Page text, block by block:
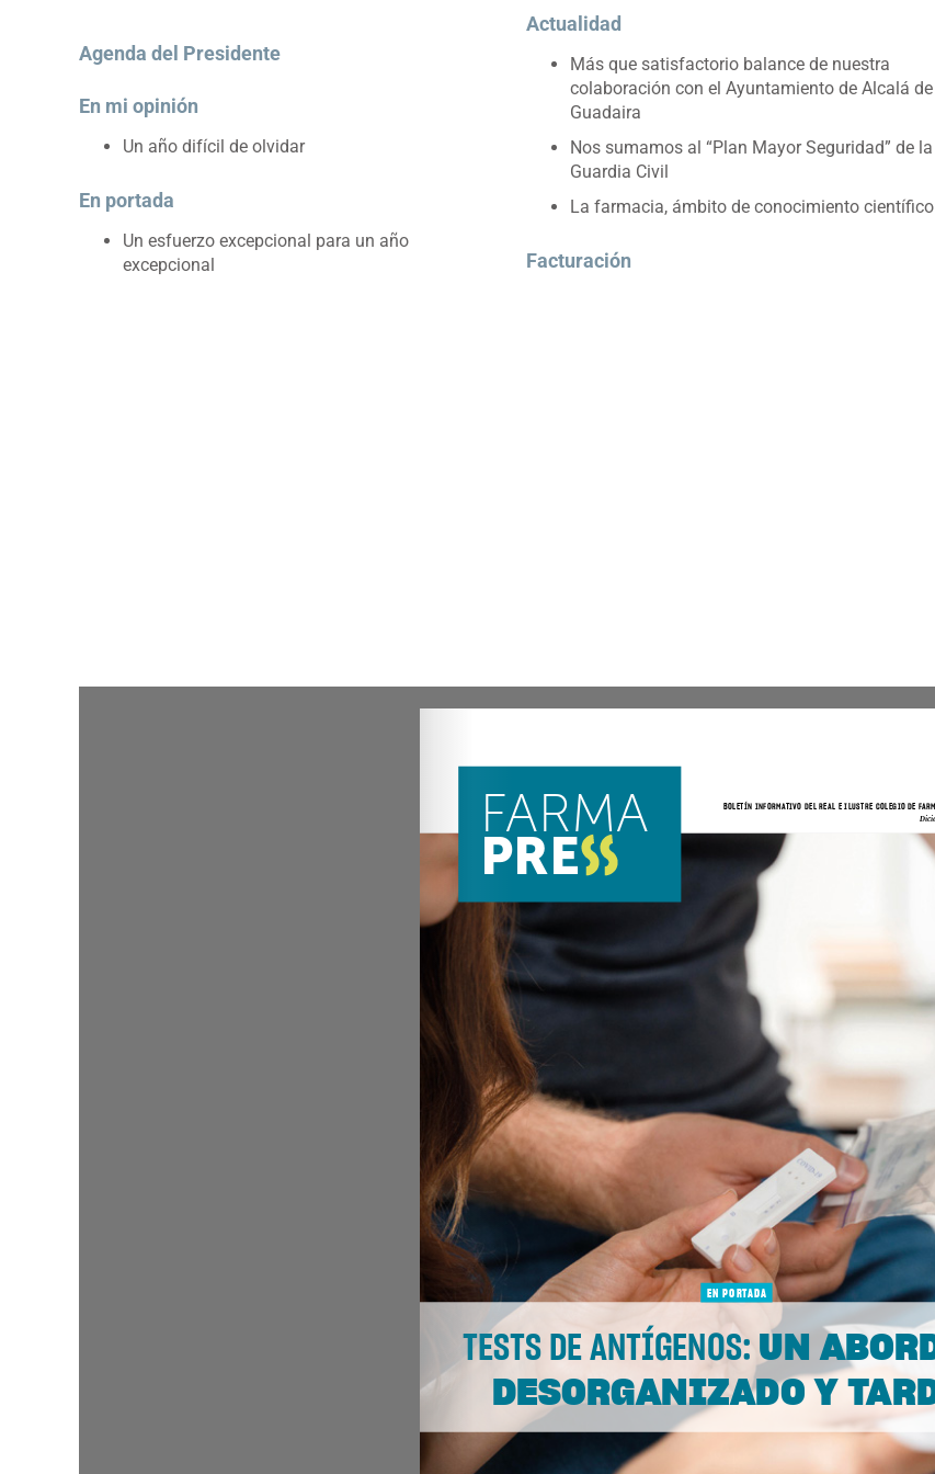
Agenda del Presidente
En mi opinión
Un año difícil de olvidar
En portada
Un esfuerzo excepcional para un año
excepcional
Actualidad
Más que satisfactorio balance de nuestra
colaboración con el Ayuntamiento de Alcalá de
Guadaira
Nos sumamos al “Plan Mayor Seguridad” de la
Guardia Civil
La farmacia, ámbito de conocimiento científico
Facturación